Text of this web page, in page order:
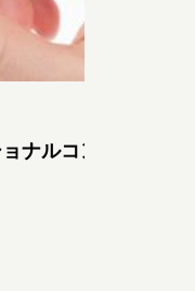
ナルコンセプト